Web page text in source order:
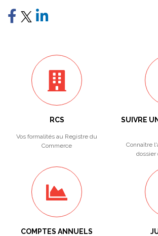
RCS
Vos formalités au Registre du
Commerce
SUIVRE
Connaître
dossier
COMPTES ANNUELS